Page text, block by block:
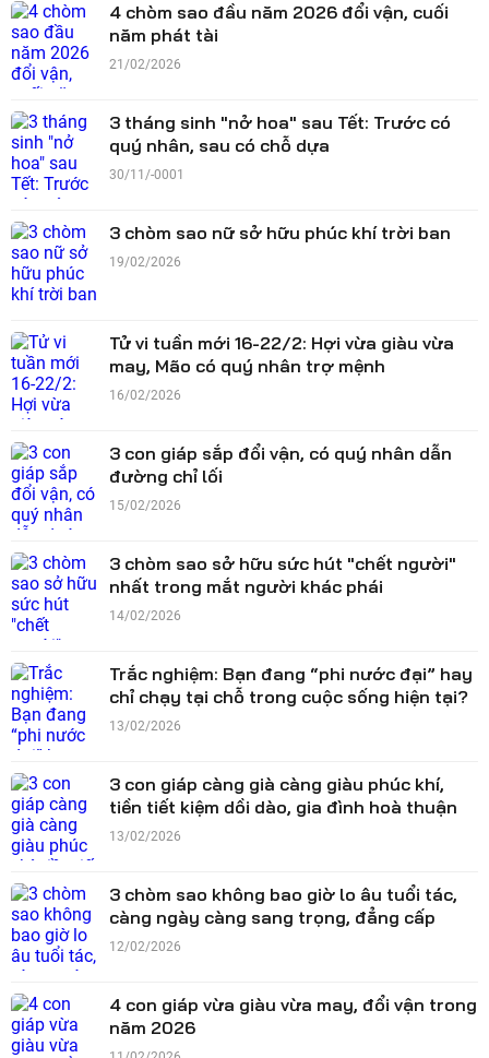
4 chòm sao đầu năm 2026 đổi vận, cuối
năm phát tài
21/02/2026
3 tháng sinh "nở hoa" sau Tết: Trước có
quý nhân, sau có chỗ dựa
30/11/-0001
3 chòm sao nữ sở hữu phúc khí trời ban
19/02/2026
Tử vi tuần mới 16-22/2: Hợi vừa giàu vừa
may, Mão có quý nhân trợ mệnh
16/02/2026
3 con giáp sắp đổi vận, có quý nhân dẫn
đường chỉ lối
15/02/2026
3 chòm sao sở hữu sức hút "chết người"
nhất trong mắt người khác phái
14/02/2026
Trắc nghiệm: Bạn đang “phi nước đại” hay
chỉ chạy tại chỗ trong cuộc sống hiện tại?
13/02/2026
3 con giáp càng già càng giàu phúc khí,
tiền tiết kiệm dồi dào, gia đình hoà thuận
13/02/2026
3 chòm sao không bao giờ lo âu tuổi tác,
càng ngày càng sang trọng, đẳng cấp
12/02/2026
4 con giáp vừa giàu vừa may, đổi vận trong
năm 2026